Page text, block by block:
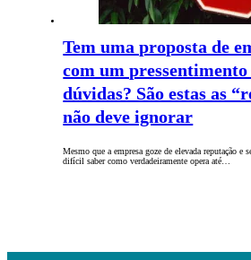
Tem uma proposta de
com um
dúvidas? São estas as
não deve ignorar
Mesmo que a empresa goze de elevada reputação e
difícil saber como verdadeiramente opera até…